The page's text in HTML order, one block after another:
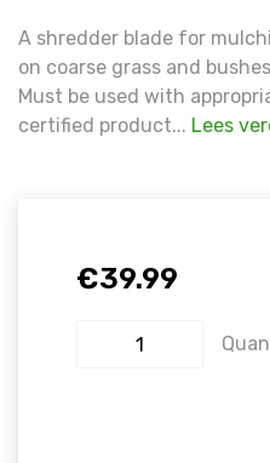
A shredder blade for
on coarse grass and
Must be used with
certified product... Lees
€39.99